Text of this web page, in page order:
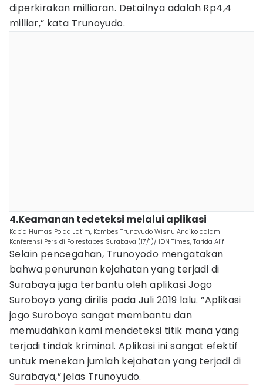
diperkirakan milliaran. Detailnya adalah Rp4,4
milliar,” kata Trunoyudo.
4.Keamanan tedeteksi melalui aplikasi
Kabid Humas Polda Jatim, Kombes Trunoyudo Wisnu Andiko dalam
Konferensi Pers di Polrestabes Surabaya (17/1)/ IDN Times, Tarida Alif
Selain pencegahan, Trunoyodo mengatakan
bahwa penurunan kejahatan yang terjadi di
Surabaya juga terbantu oleh aplikasi Jogo
Suroboyo yang dirilis pada Juli 2019 lalu. “Aplikasi
jogo Suroboyo sangat membantu dan
memudahkan kami mendeteksi titik mana yang
terjadi tindak kriminal. Aplikasi ini sangat efektif
untuk menekan jumlah kejahatan yang terjadi di
Surabaya,” jelas Trunoyudo.